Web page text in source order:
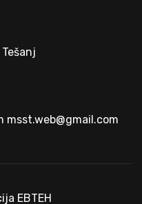
msst.web@gmail.com
EBTEH